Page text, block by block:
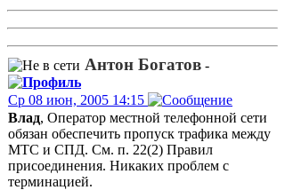
Антон Богатов -
Ср 08 июн, 2005 14:15
Влад, Оператор местной телефонной сети
обязан обеспечить пропуск трафика между
МТС и СПД. См. п. 22(2) Правил
присоединения. Никаких проблем с
терминацией.